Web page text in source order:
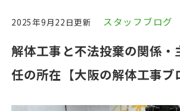
2025年9月22日更新 スタッフブログ
解体工事と不法投棄の関係・
任の所在【大阪の解体工事ブ